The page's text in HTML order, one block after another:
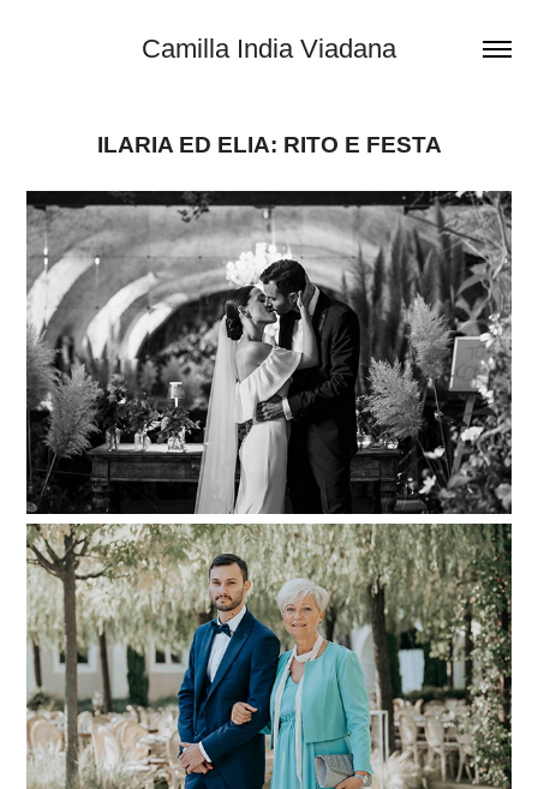
Camilla India Viadana
ILARIA ED ELIA: RITO E FESTA